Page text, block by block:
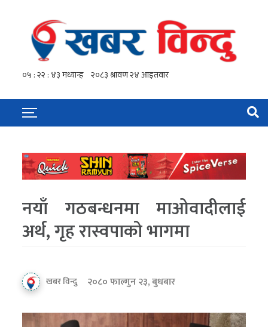
नयाँ गठबन्धनमा माओवादीलाई
अर्थ, गृह रास्वपाको भागमा
खबर विन्दु २०८० फाल्गुन २३, बुधबार